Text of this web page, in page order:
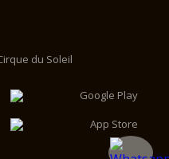
du Soleil